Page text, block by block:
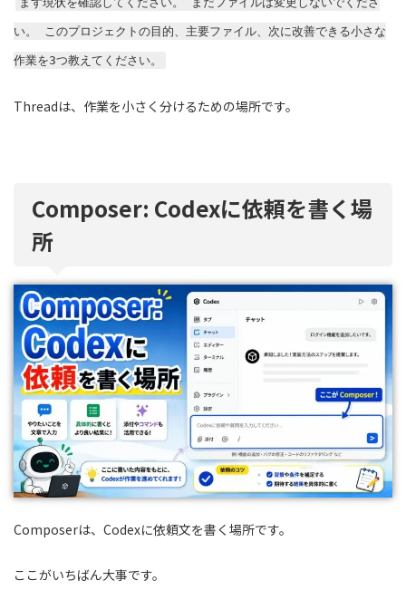
い。 このプロジェクトの目的、主要ファイル、次に改善できる小さな
作業を3つ教えてください。
Threadは、作業を小さく分けるための場所です。
Composer: Codexに依頼を書く場
所
Composerは、Codexに依頼文を書く場所です。
ここがいちばん大事です。